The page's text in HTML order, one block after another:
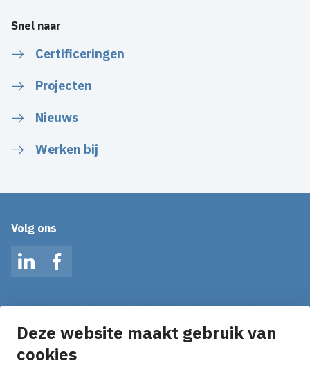
Deze website maakt gebruik van
cookies
Snel naar
Certificeringen
Projecten
Nieuws
Werken bij
Volg ons
LinkedInFacebook
Ontvang onze nieuws alerts in je mailbox!
E-mailadres